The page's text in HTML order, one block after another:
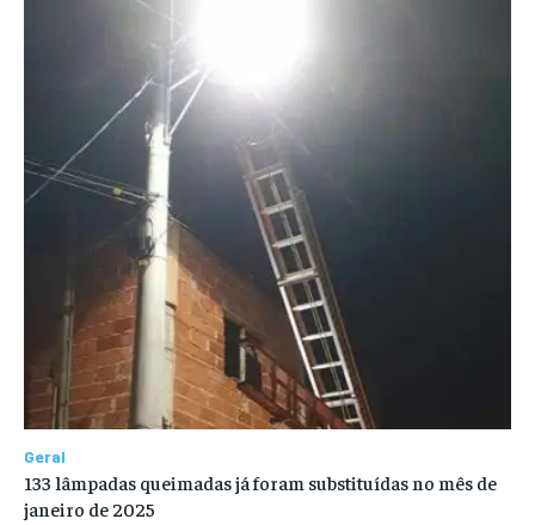
Geral
133 lâmpadas queimadas já foram substituídas no mês de
janeiro de 2025